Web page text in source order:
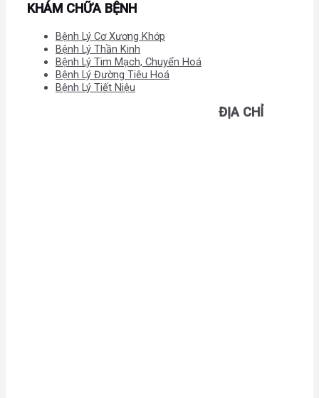
KHÁM CHỮA BỆNH
Bệnh Lý Cơ Xương Khớp
Bệnh Lý Thần Kinh
Bệnh Lý Tim Mạch, Chuyển Hoá
Bệnh Lý Đường Tiêu Hoá
Bệnh Lý Tiết Niệu
ĐỊA CHỈ